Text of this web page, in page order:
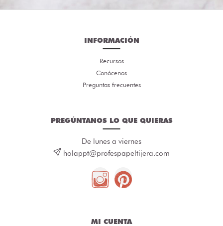
INFORMACIÓN
Recursos
Conócenos
Preguntas frecuentes
PREGÚNTANOS LO QUE QUIERAS
De lunes a viernes
holappt@profespapeltijera.com
MI CUENTA